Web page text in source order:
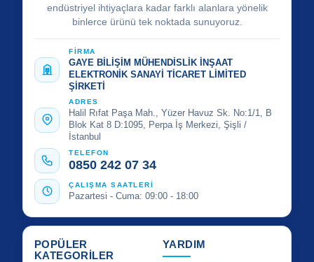
endüstriyel ihtiyaçlara kadar farklı alanlara yönelik
binlerce ürünü tek noktada sunuyoruz.
FİRMA
GAYE BİLİŞİM MÜHENDİSLİK İNŞAAT
ELEKTRONİK SANAYİ TİCARET LİMİTED
ŞİRKETİ
ADRES
Halil Rıfat Paşa Mah., Yüzer Havuz Sk. No:1/1, B
Blok Kat 8 D:1095, Perpa İş Merkezi, Şişli /
İstanbul
TELEFON
0850 242 07 34
ÇALIŞMA SAATLERİ
Pazartesi - Cuma: 09:00 - 18:00
POPÜLER
KATEGORİLER
YARDIM